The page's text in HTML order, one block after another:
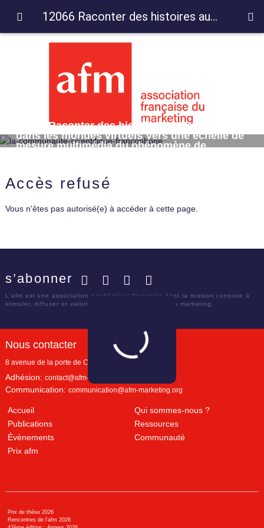
12066 Raconter des histoires aux adolescents
dans les mondes virtuels Vers une échelle de
mesure multimédia du phénomène de
Accès refusé
Vous n'êtes pas autorisé(e) à accéder à cette page.
s’abonner
L'afm est une association académique française dont la mission consiste à
stimuler, diffuser et valoriser le savoir scientifique en marketing.
Nous contacter
8 avenue de la porte de Champerret
Adhésion: contact@afm-marketing.org
Communication: communication@afm-marketing.org
Accueil
Qui sommes-nous ?
Publications
Ressources
Évènements
Communauté
Prix afm
Prix de thèse 2026
Rencontres de l'afm 2026
12066 Raconter des histoires aux adolescents dans les mondes virtuels Vers une échelle de mesure multimédia du phénomène de transportation